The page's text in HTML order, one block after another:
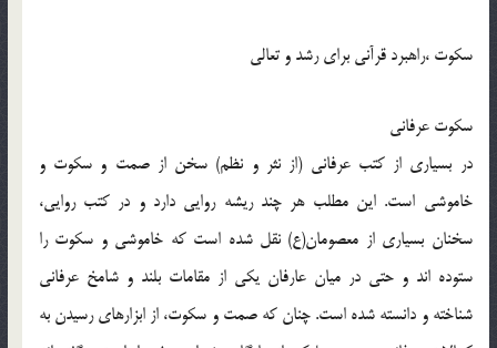
سكوت ،راهبرد قرآني براي رشد و تعالي
سكوت عرفاني
در بسياري از كتب عرفاني (از نثر و نظم) سخن از صمت و سكوت و
خاموشي است. اين مطلب هر چند ريشه روايي دارد و در كتب روايي،
سخنان بسياري از معصومان(ع) نقل شده است كه خاموشي و سكوت را
ستوده اند و حتي در ميان عارفان يكي از مقامات بلند و شامخ عرفاني
شناخته و دانسته شده است. چنان كه صمت و سكوت، از ابزارهاي رسيدن به